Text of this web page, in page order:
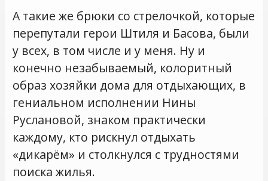
А такие же брюки со стрелочкой, которые
перепутали герои Штиля и Басова, были
у всех, в том числе и у меня. Ну и
конечно незабываемый, колоритный
образ хозяйки дома для отдыхающих, в
гениальном исполнении Нины
Руслановой, знаком практически
каждому, кто рискнул отдыхать
«дикарём» и столкнулся с трудностями
поиска жилья.